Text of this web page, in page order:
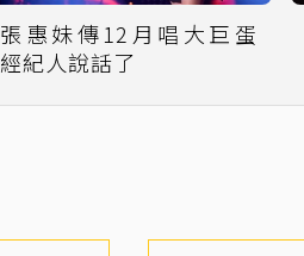
張惠妹傳12月唱大巨蛋
經紀人說話了